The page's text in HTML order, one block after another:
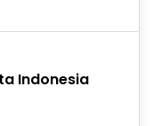
Indonesia